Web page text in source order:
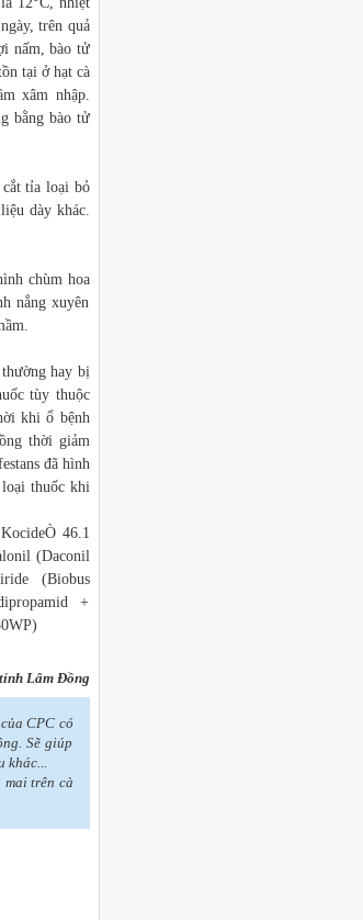
trên quả
nấm, bào tử
tại ở hạt cà
xâm nhập.
bằng bào tử
tỉa loại bỏ
dày khác.
chùm hoa
nắng xuyên
thường hay bị
tùy thuộc
khi ổ bệnh
thời giảm
đã hình
thuốc khi
46.1
(Daconil
(Biobus
+
Lâm Đồng
CPC có
Sẽ giúp
khác...
trên cà